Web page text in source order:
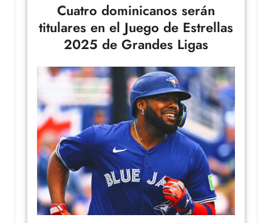
Cuatro dominicanos serán
titulares en el Juego de Estrellas
2025 de Grandes Ligas